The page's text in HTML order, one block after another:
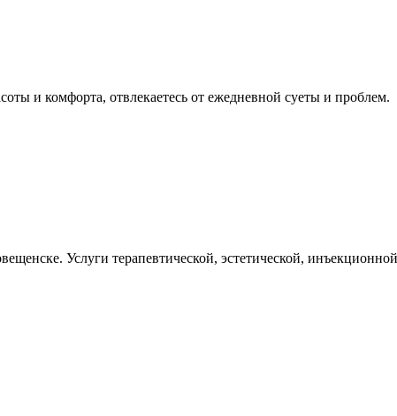
и комфорта, отвлекаетесь от ежедневной суеты и проблем.
Услуги терапевтической, эстетической,